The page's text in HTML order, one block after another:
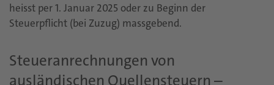
heisst per 1. Januar 2025 oder zu Beginn der
Steuerpflicht (bei Zuzug) massgebend.
Steueranrechnungen von
ausländischen Quellensteuern –